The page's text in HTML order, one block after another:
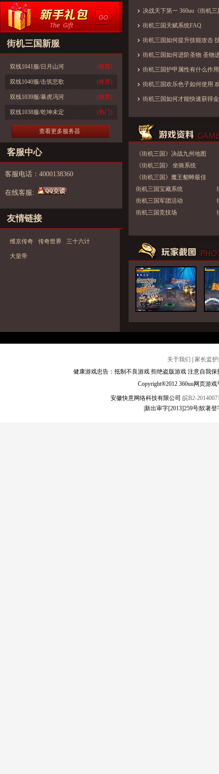
街机三国新服
双线1041服/日月山河 (推荐)
双线1040服/击筑悲歌 (推荐)
双线1039服/暴虎冯河 (推荐)
双线1038服/乾坤未定 (热门)
查看更多服务器
客服中心
客服电话：4000138360
在线客服:
友情链接
维京传奇 传奇世界 三十六计
大皇帝
决战天下第一 360uu《街机
开启
街机三国天赋系统FAQ
街机三国如何提升技能攻击
街机三国如何进阶圣物 圣物
街机三国护甲属性有什么作
街机三国欢乐色子如何使用
街机三国如何才能快速获得
《街机三国》决战九州地图
《街机三国》 坐骑系统
《街机三国》魔王貂蝉最佳
整容及连招攻略解析
街机三国宝藏系统
街机三国军团活动
街机三国竞技场
关于我们
家长监
健康游戏忠告：抵制不良游戏 拒绝盗版游戏 注意自我
Copyright®2012 360uu网页游
安徽快意网络科技有限公司 皖B2-
|新出审字[2013]259号|软著